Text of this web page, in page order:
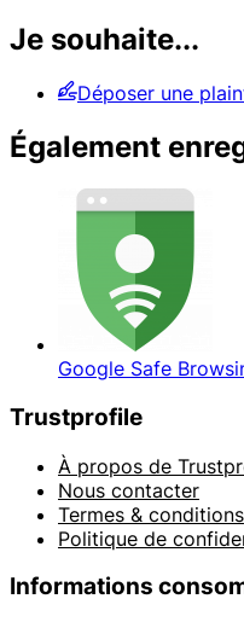
Je souhaite...
Déposer une
Également
Google Safe
Trustprofile
À propos de
Nous contacter
Termes & conditions
Politique de
Informations